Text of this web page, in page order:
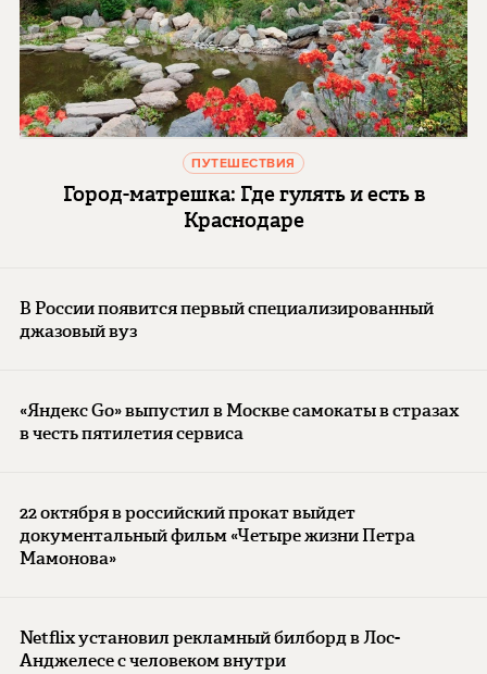
ПУТЕШЕСТВИЯ
Город-матрешка: Где гулять и есть в
Краснодаре
В России появится первый специализированный
джазовый вуз
«Яндекс Go» выпустил в Москве самокаты в стразах
в честь пятилетия сервиса
22 октября в российский прокат выйдет
документальный фильм «Четыре жизни Петра
Мамонова»
Netflix установил рекламный билборд в Лос-
Анджелесе с человеком внутри